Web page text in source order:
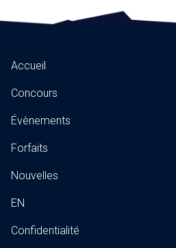
Accueil
Concours
Évènements
Forfaits
Nouvelles
EN
Confidentialité